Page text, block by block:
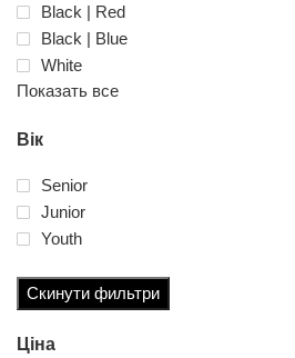
Black | Red
Black | Blue
White
Показать все
Вік
Senior
Junior
Youth
Скинути фильтри
Ціна